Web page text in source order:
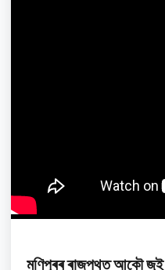
মণিপুৰৰ ৰাজপথত আকৌ জুই